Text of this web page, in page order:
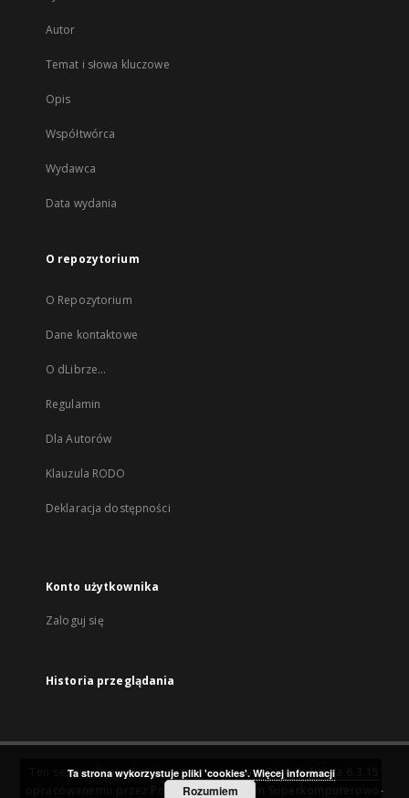
Autor
Temat i słowa kluczowe
Opis
Współtwórca
Wydawca
Data wydania
O repozytorium
O Repozytorium
Dane kontaktowe
O dLibrze...
Regulamin
Dla Autorów
Klauzula RODO
Deklaracja dostępności
Konto użytkownika
Zaloguj się
Historia przeglądania
Ten serwis działa dzięki oprogramowaniuDInGO dLibra 6.3.15
Poznańskie Centrum Superkomputerowo-
Ta strona wykorzystuje pliki 'cookies'. Więcej informacji
Rozumiem